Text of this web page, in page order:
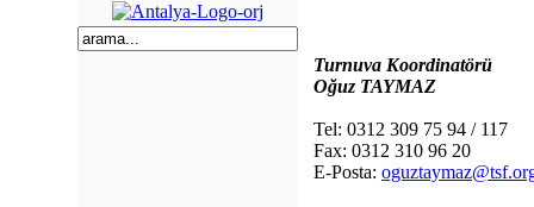
Turnuva Koordinatörü
Oğuz TAYMAZ
Tel: 0312 309 75 94 / 117
Fax: 0312 310 96 20
E-Posta: